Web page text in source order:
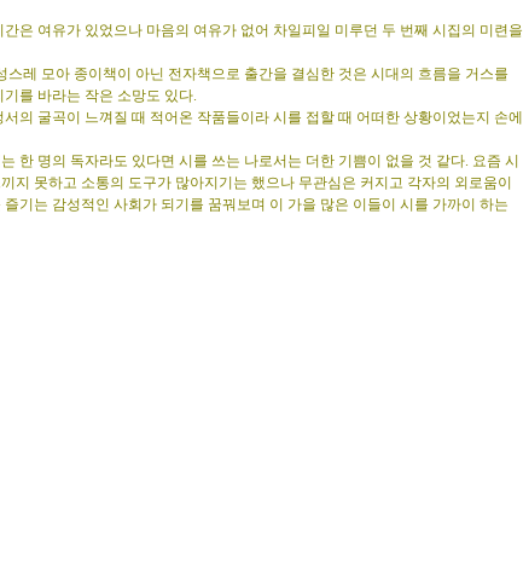
은 여유가 있었으나 마음의 여유가 없어 차일피일 미루던 두 번째 시집의 미련을
레 모아 종이책이 아닌 전자책으로 출간을 결심한 것은 시대의 흐름을 거스를
를 바라는 작은 소망도 있다.
의 굴곡이 느껴질 때 적어온 작품들이라 시를 접할 때 어떠한 상황이었는지 손에
한 명의 독자라도 있다면 시를 쓰는 나로서는 더한 기쁨이 없을 것 같다. 요즘 시
지 못하고 소통의 도구가 많아지기는 했으나 무관심은 커지고 각자의 외로움이
기는 감성적인 사회가 되기를 꿈꿔보며 이 가을 많은 이들이 시를 가까이 하는